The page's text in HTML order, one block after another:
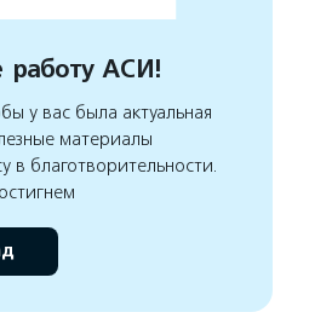
работу АСИ!
у вас была актуальная
материалы
в благотворительности.